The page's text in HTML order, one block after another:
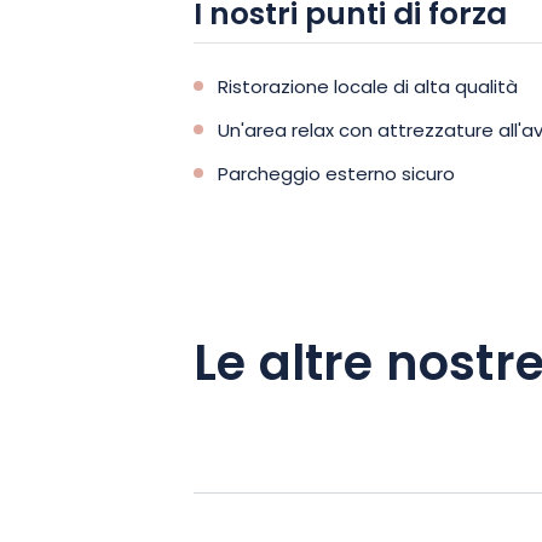
approfittare del vostro soggiorno per
l’accesso all’area relax, aperta dalle
hammam tradizionale, una sauna e
Quindi, se siete alla ricerca di una
I nostri punti di forza
Ristorazione locale di alta qualità
Un'area relax con attrezzature
Parcheggio esterno sicuro
Le altre